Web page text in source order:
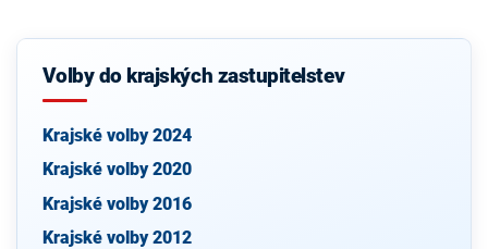
Volby do krajských zastupitelstev
Krajské volby 2024
Krajské volby 2020
Krajské volby 2016
Krajské volby 2012